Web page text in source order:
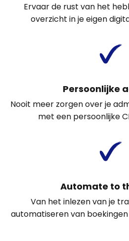
Ervaar de rust van het
overzicht in je eigen
Persoonlijke
Nooit meer zorgen over je
met een persoonlijke
Automate to
Van het inlezen van je
automatiseren van